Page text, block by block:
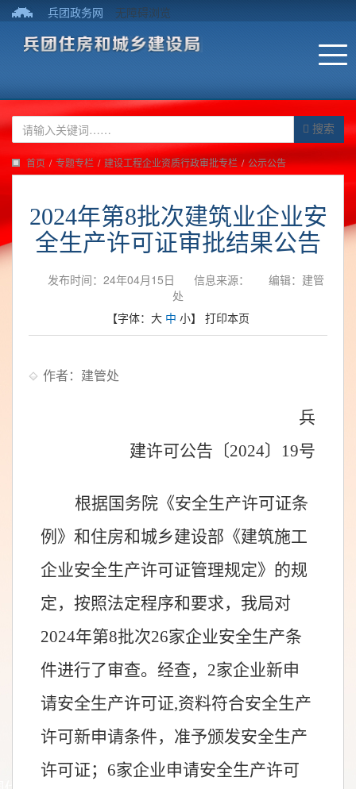
兵团政务网 无障碍浏览
搜索
首页 / 专题专栏 / 建设工程企业资质行政审批专栏 / 公示公告
2024年第8批次建筑业企业安
全生产许可证审批结果公告
发布时间：24年04月15日 信息来源：
编辑：建管
处
【字体： 大 中 小】 打印本页
作者：建管处
兵
建许可公告〔2024〕 19号
根据国务院《安全生产许可证条
例》和住房和城乡建设部《建筑施工
企业安全生产许可证管理规定》的规
定，按照法定程序和要求，我局对
2024年第8批次26家企业安全生产条
件进行了审查。 经查， 2家企业新申
请安全生产许可证,资料符合安全生产
许可新申请条件，准予颁发安全生产
许可证；6家企业申请安全生产许可